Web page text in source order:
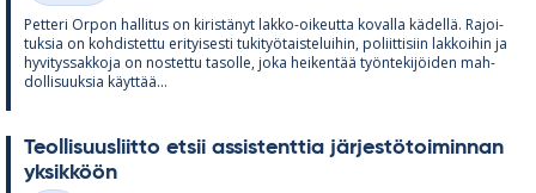
Pet­teri Or­pon hal­li­tus on ki­ris­tä­nyt lakko-oi­keutta ko­valla kä­dellä. Ra­joi­
tuk­sia on koh­dis­tettu eri­tyi­sesti tu­ki­työ­tais­te­lui­hin, po­liit­ti­siin lak­koi­hin ja
hy­vi­tys­sak­koja on nos­tettu ta­solle, joka hei­ken­tää työn­te­ki­jöi­den mah­
dol­li­suuk­sia käyt­tää...
Teol­li­suus­liitto et­sii as­sis­tent­tia jär­jes­tö­toi­min­nan
yk­sik­köön